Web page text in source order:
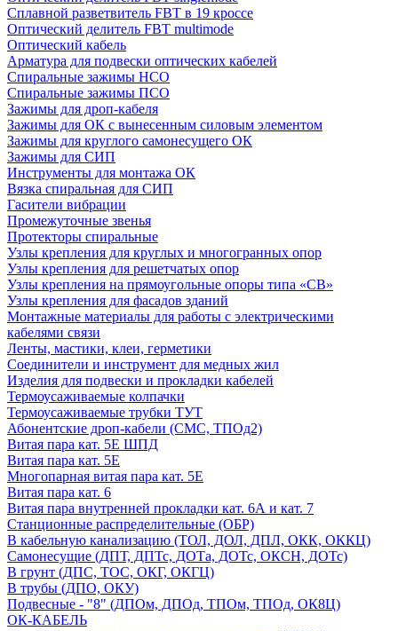
Сплавной разветвитель FBT в 19 кроссе
Оптический делитель FBT multimode
Оптический кабель
Арматура для подвески оптических кабелей
Спиральные зажимы НСО
Спиральные зажимы ПСО
Зажимы для дроп-кабеля
Зажимы для ОК с вынесенным силовым элементом
Зажимы для круглого самонесущего ОК
Зажимы для СИП
Инструменты для монтажа ОК
Вязка спиральная для СИП
Гасители вибрации
Промежуточные звенья
Протекторы спиральные
Узлы крепления для круглых и многогранных опор
Узлы крепления для решетчатых опор
Узлы крепления на прямоугольные опоры типа «СВ»
Узлы крепления для фасадов зданий
Монтажные материалы для работы с электрическими
кабелями связи
Ленты, мастики, клеи, герметики
Соединители и инструмент для медных жил
Изделия для подвески и прокладки кабелей
Термоусаживаемые колпачки
Термоусаживаемые трубки ТУТ
Абонентские дроп-кабели (СМС, ТПОд2)
Витая пара кат. 5Е ШПД
Витая пара кат. 5Е
Многопарная витая пара кат. 5E
Витая пара кат. 6
Витая пара внутренней прокладки кат. 6А и кат. 7
Станционные распределительные (ОБР)
В кабельную канализацию (ТОЛ, ДОЛ, ДПЛ, ОКК, ОККЦ)
Самонесущие (ДПТ, ДПТс, ДОТа, ДОТс, ОКСН, ДОТс)
В грунт (ДПС, ТОС, ОКГ, ОКГЦ)
В трубы (ДПО, ОКУ)
Подвесные - "8" (ДПОм, ДПОд, ТПОм, ТПОд, ОК8Ц)
ОК-КАБЕЛЬ